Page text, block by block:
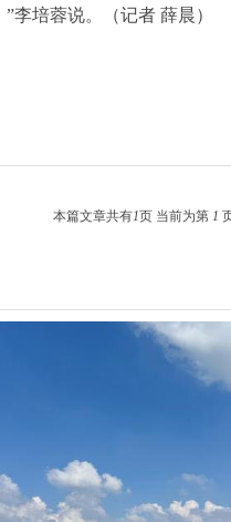
李培蓉说。（记者 薛晨）
本篇文章共有1页 当前为第 1